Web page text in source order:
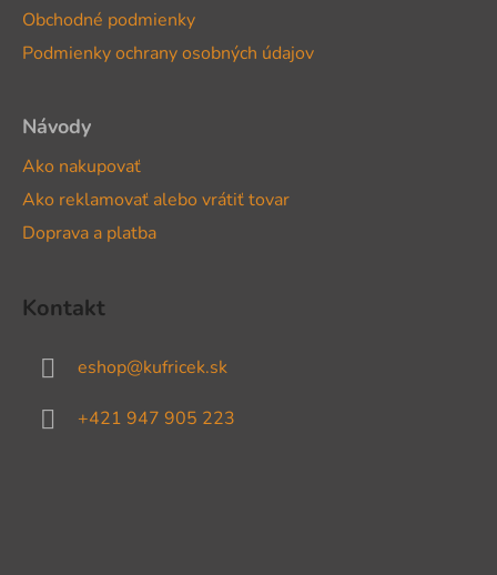
Obchodné podmienky
Podmienky ochrany osobných údajov
Návody
Ako nakupovať
Ako reklamovať alebo vrátiť tovar
Doprava a platba
Kontakt
eshop@kufricek.sk
+421 947 905 223